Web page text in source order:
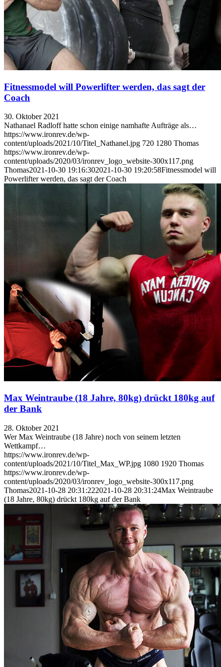
Fitnessmodel will Powerlifter werden, das sagt der
Coach
30. Oktober 2021
Nathanael Radloff hatte schon einige namhafte Aufträge als…
https://www.ironrev.de/wp-
content/uploads/2021/10/Titel_Nathanel.jpg 720 1280 Thomas
https://www.ironrev.de/wp-
content/uploads/2020/03/ironrev_logo_website-300x117.png
Thomas2021-10-30 19:16:302021-10-30 19:20:58Fitnessmodel will
Powerlifter werden, das sagt der Coach
Max Weintraube (18 Jahre, 80kg) drückt 180kg auf
der Bank
28. Oktober 2021
Wer Max Weintraube (18 Jahre) noch von seinem letzten
Wettkampf…
https://www.ironrev.de/wp-
content/uploads/2021/10/Titel_Max_WP.jpg 1080 1920 Thomas
https://www.ironrev.de/wp-
content/uploads/2020/03/ironrev_logo_website-300x117.png
Thomas2021-10-28 20:31:222021-10-28 20:31:24Max Weintraube
(18 Jahre, 80kg) drückt 180kg auf der Bank